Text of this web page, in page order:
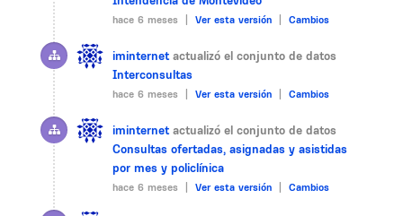
hace 6 meses | Ver esta versión Cambios
iminternet actualizó el conjunto de datos
Interconsultas
hace 6 meses | Ver esta versión Cambios
iminternet actualizó el conjunto de datos
Consultas ofertadas, asignadas y asistidas
por mes y policlínica
hace 6 meses | Ver esta versión Cambios